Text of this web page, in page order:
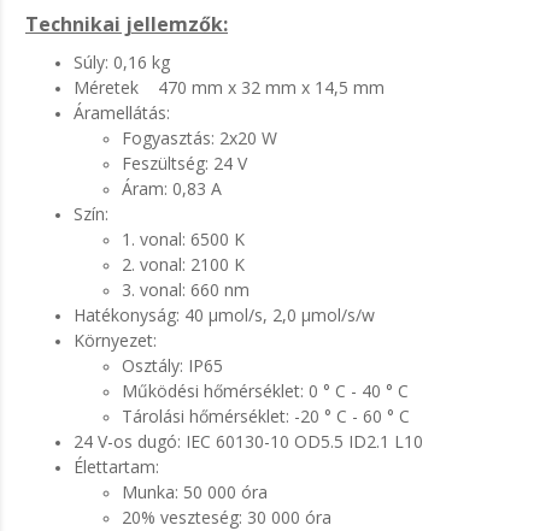
Technikai jellemzők:
Súly: 0,16 kg
Méretek 470 mm x 32 mm x 14,5 mm
Áramellátás:
Fogyasztás: 2x20 W
Feszültség: 24 V
Áram: 0,83 A
Szín:
1. vonal: 6500 K
2. vonal: 2100 K
3. vonal: 660 nm
Hatékonyság: 40 μmol/s, 2,0 μmol/s/w
Környezet:
Osztály: IP65
Működési hőmérséklet: 0 ° C - 40 ° C
Tárolási hőmérséklet: -20 ° C - 60 ° C
24 V-os dugó: IEC 60130-10 OD5.5 ID2.1 L10
Élettartam:
Munka: 50 000 óra
20% veszteség: 30 000 óra